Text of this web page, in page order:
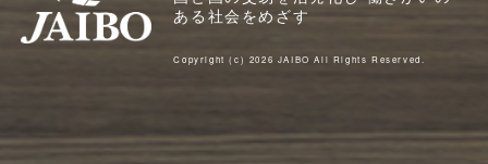
ある社会をめざす
Copyright (c) 2026 JAIBO All Rights Reserved.